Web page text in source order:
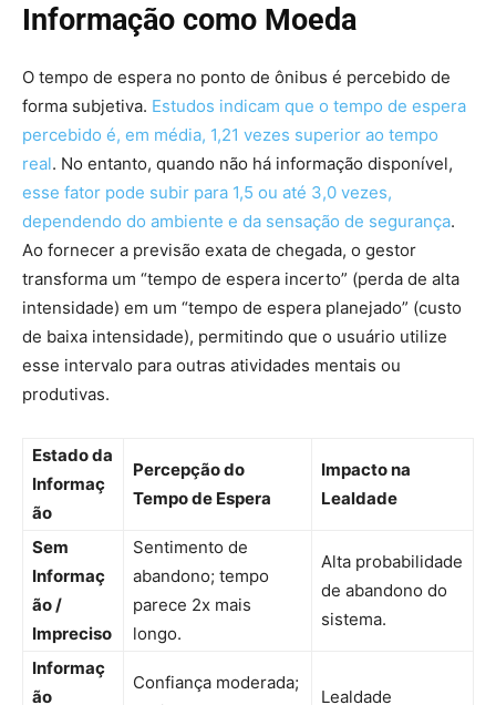
Informação como Moeda
O tempo de espera no ponto de ônibus é percebido de
forma subjetiva. Estudos indicam que o tempo de espera
percebido é, em média, 1,21 vezes superior ao tempo
real. No entanto, quando não há informação disponível,
esse fator pode subir para 1,5 ou até 3,0 vezes,
dependendo do ambiente e da sensação de segurança.
Ao fornecer a previsão exata de chegada, o gestor
transforma um “tempo de espera incerto” (perda de alta
intensidade) em um “tempo de espera planejado” (custo
de baixa intensidade), permitindo que o usuário utilize
esse intervalo para outras atividades mentais ou
produtivas.
Estado da
Informaç
ão
Percepção do
Tempo de Espera
Impacto na
Lealdade
Sem
Informaç
ão /
Impreciso
Sentimento de
abandono; tempo
parece 2x mais
longo.
Alta probabilidade
de abandono do
sistema.
Informaç
ão
Confiança moderada;
Lealdade